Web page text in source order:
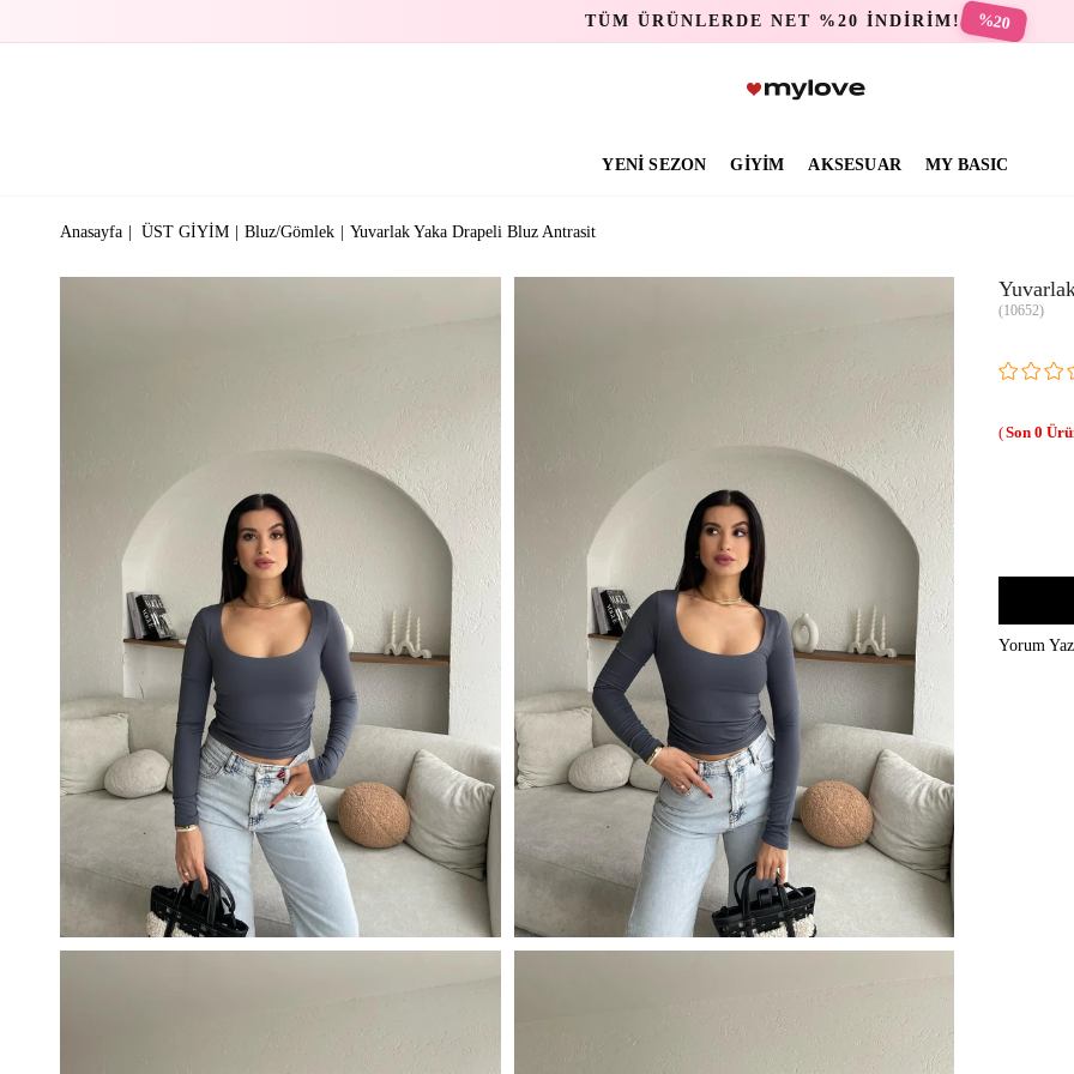
TÜM ÜRÜNLERDE NET %20 İNDİRİM! %20
YENİ SEZON GİYİM AKSESUAR MY BASIC
Anasayfa ÜST GİYİM Bluz/Gömlek Yuvarlak Yaka Drapeli Bluz Antrasit
(10652)
0
Yorum Yaz